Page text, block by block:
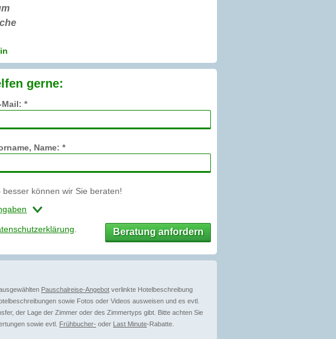
gerne:
Mail: *
Name: *
können wir Sie beraten!
Beratung anfordern
Pauschalreise-Angebot verlinkte Hotelbeschreibung
sowie Fotos oder Videos ausweisen und es evtl.
der Lage der Zimmer oder des Zimmertyps gibt. Bitte achten Sie
sowie evtl. Frühbucher- oder Last Minute-Rabatte.